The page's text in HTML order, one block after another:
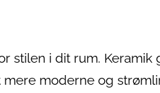
stilen i dit rum. Keramik
moderne og